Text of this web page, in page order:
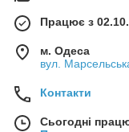
Працює з
м. Одеса
вул.
Контакти
Сьогодні